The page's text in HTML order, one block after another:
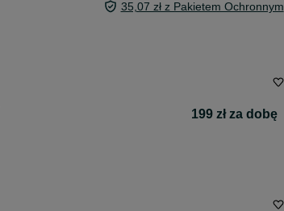
35,07 zł z Pakietem Ochronnym
199 zł za dobę